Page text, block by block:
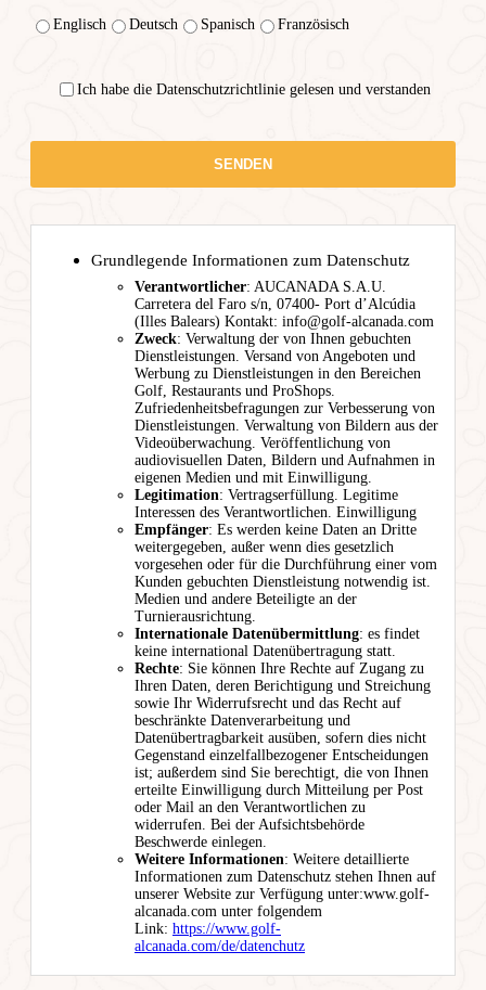
Englisch Deutsch Spanisch Französisch
Ich habe die Datenschutzrichtlinie gelesen und verstanden
Grundlegende Informationen zum Datenschutz
Verantwortlicher: AUCANADA S.A.U.
Carretera del Faro s/n, 07400- Port d’Alcúdia
(Illes Balears) Kontakt: info@golf-alcanada.com
Zweck: Verwaltung der von Ihnen gebuchten
Dienstleistungen. Versand von Angeboten und
Werbung zu Dienstleistungen in den Bereichen
Golf, Restaurants und ProShops.
Zufriedenheitsbefragungen zur Verbesserung von
Dienstleistungen. Verwaltung von Bildern aus der
Videoüberwachung. Veröffentlichung von
audiovisuellen Daten, Bildern und Aufnahmen in
eigenen Medien und mit Einwilligung.
Legitimation: Vertragserfüllung. Legitime
Interessen des Verantwortlichen. Einwilligung
Empfänger: Es werden keine Daten an Dritte
weitergegeben, außer wenn dies gesetzlich
vorgesehen oder für die Durchführung einer vom
Kunden gebuchten Dienstleistung notwendig ist.
Medien und andere Beteiligte an der
Turnierausrichtung.
Internationale Datenübermittlung: es findet
keine international Datenübertragung statt.
Rechte: Sie können Ihre Rechte auf Zugang zu
Ihren Daten, deren Berichtigung und Streichung
sowie Ihr Widerrufsrecht und das Recht auf
beschränkte Datenverarbeitung und
Datenübertragbarkeit ausüben, sofern dies nicht
Gegenstand einzelfallbezogener Entscheidungen
ist; außerdem sind Sie berechtigt, die von Ihnen
erteilte Einwilligung durch Mitteilung per Post
oder Mail an den Verantwortlichen zu
widerrufen. Bei der Aufsichtsbehörde
Beschwerde einlegen.
Weitere Informationen: Weitere detaillierte
Informationen zum Datenschutz stehen Ihnen auf
unserer Website zur Verfügung unter:www.golf-
alcanada.com unter folgendem
Link: https://www.golf-
alcanada.com/de/datenchutz